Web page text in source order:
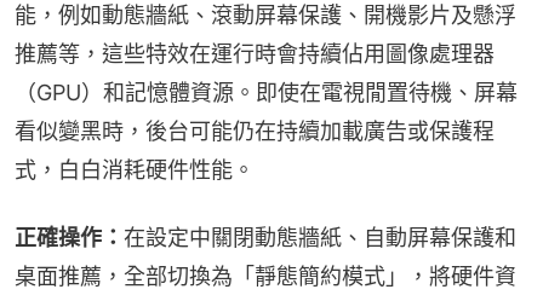
能，例如動態牆紙、滾動屏幕保護、開機影片及懸浮
推薦等，這些特效在運行時會持續佔用圖像處理器
（GPU）和記憶體資源。即使在電視閒置待機、屏幕
看似變黑時，後台可能仍在持續加載廣告或保護程
式，白白消耗硬件性能。
正確操作： 在設定中關閉動態牆紙、自動屏幕保護和
桌面推薦，全部切換為「靜態簡約模式」，將硬件資